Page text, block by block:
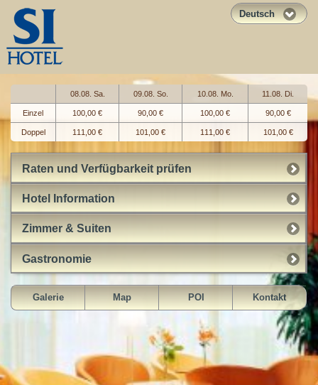
Deutsch
08.08. Sa. 09.08. So. 10.08. Mo. 11.08. Di.
Einzel 100,00 € 90,00 € 100,00 € 90,00 €
Doppel 111,00 € 101,00 € 111,00 € 101,00 €
Raten und Verfügbarkeit prüfen
Hotel Information
Zimmer & Suiten
Gastronomie
Galerie Map POI Kontakt